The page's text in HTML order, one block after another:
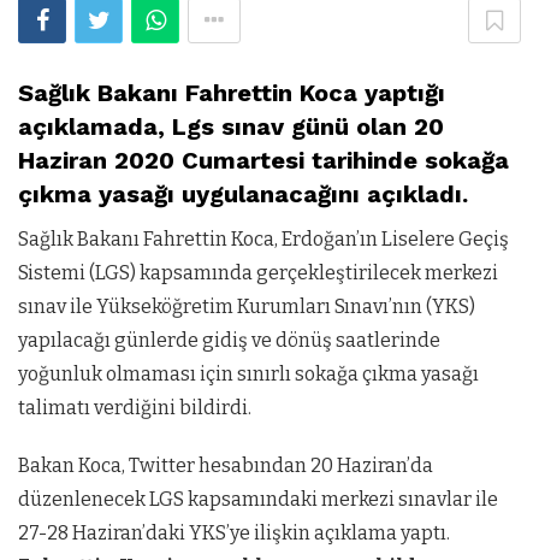
Sağlık Bakanı Fahrettin Koca yaptığı
açıklamada, Lgs sınav günü olan 20
Haziran 2020 Cumartesi tarihinde sokağa
çıkma yasağı uygulanacağını açıkladı.
Sağlık Bakanı Fahrettin Koca, Erdoğan’ın Liselere Geçiş
Sistemi (LGS) kapsamında gerçekleştirilecek merkezi
sınav ile Yükseköğretim Kurumları Sınavı’nın (YKS)
yapılacağı günlerde gidiş ve dönüş saatlerinde
yoğunluk olmaması için sınırlı sokağa çıkma yasağı
talimatı verdiğini bildirdi.
Bakan Koca, Twitter hesabından 20 Haziran’da
düzenlenecek LGS kapsamındaki merkezi sınavlar ile
27-28 Haziran’daki YKS’ye ilişkin açıklama yaptı.